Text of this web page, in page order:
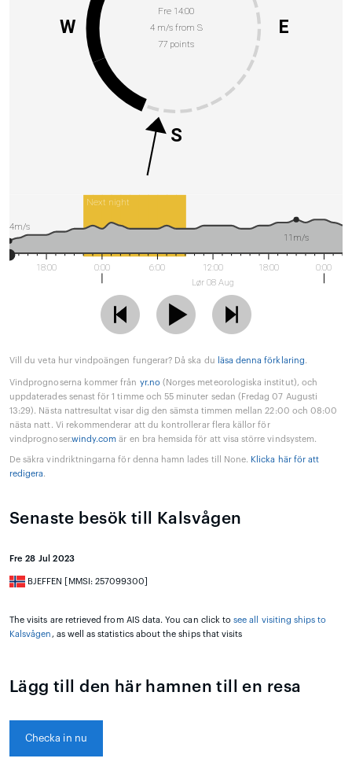
Fre 14:00
4 m/s from S
77 points
E
S
W
Next night
18:00 0:00 6:00
12:00
Lør 08 Aug
18:00 0:00
11m/s
4m/s
Vill du veta hur vindpoängen fungerar? Då ska du läsa denna förklaring.
Vindprognoserna kommer från yr.no (Norges meteorologiska institut), och
uppdaterades senast för 1 timme och 55 minuter sedan (Fredag 07 Augusti
13:29). Nästa nattresultat visar dig den sämsta timmen mellan 22:00 och 08:00
nästa natt. Vi rekommenderar att du kontrollerar flera källor för
vindprognoser.windy.com är en bra hemsida för att visa större vindsystem.
De säkra vindriktningarna för denna hamn lades till None. Klicka här för att
redigera.
Senaste besök till Kalsvågen
Fre 28 Jul 2023
BJEFFEN [MMSI: 257099300]
The visits are retrieved from AIS data. You can click tosee all visiting ships to
Kalsvågen , as well as statistics about the ships that visits
Lägg till den här hamnen till en resa
Checka in nu